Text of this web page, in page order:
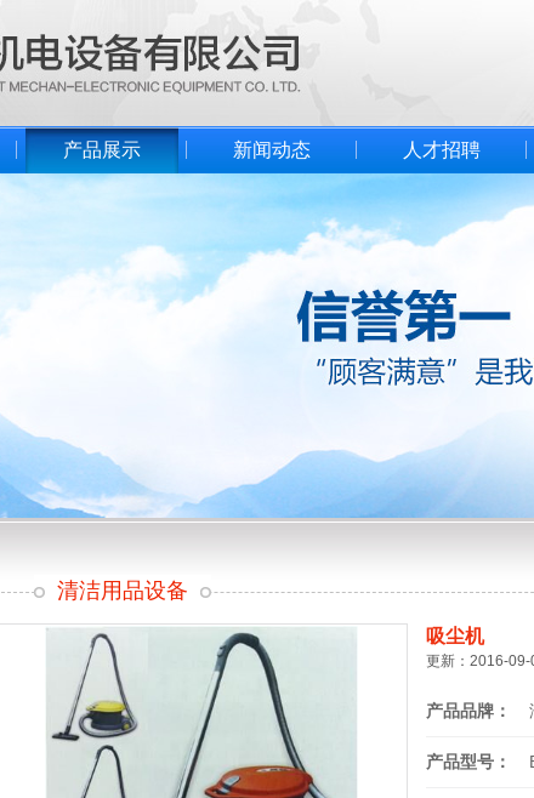
产品展示 新闻动态 人才招聘
清洁用品设备
吸尘机
更新：2016-
产品品牌：
产品型号：